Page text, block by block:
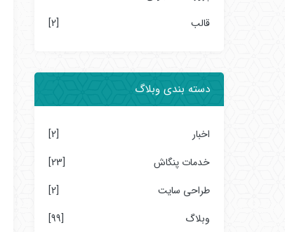
قالب
[2]
دسته بندی وبلاگ
اخبار
[2]
خدمات پنگاش
[23]
طراحی سایت
[2]
وبلاگ
[99]